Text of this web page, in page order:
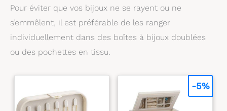
Pour éviter que vos bijoux ne se rayent ou ne
s’emmêlent, il est préférable de les ranger
individuellement dans des boîtes à bijoux doublées
ou des pochettes en tissu.
-5%